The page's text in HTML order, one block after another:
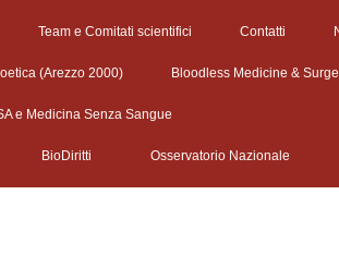
Team e Comitati scientifici Contatti
(Arezzo 2000) Bloodless Medicine &
e Medicina Senza Sangue
BioDiritti Osservatorio Nazionale